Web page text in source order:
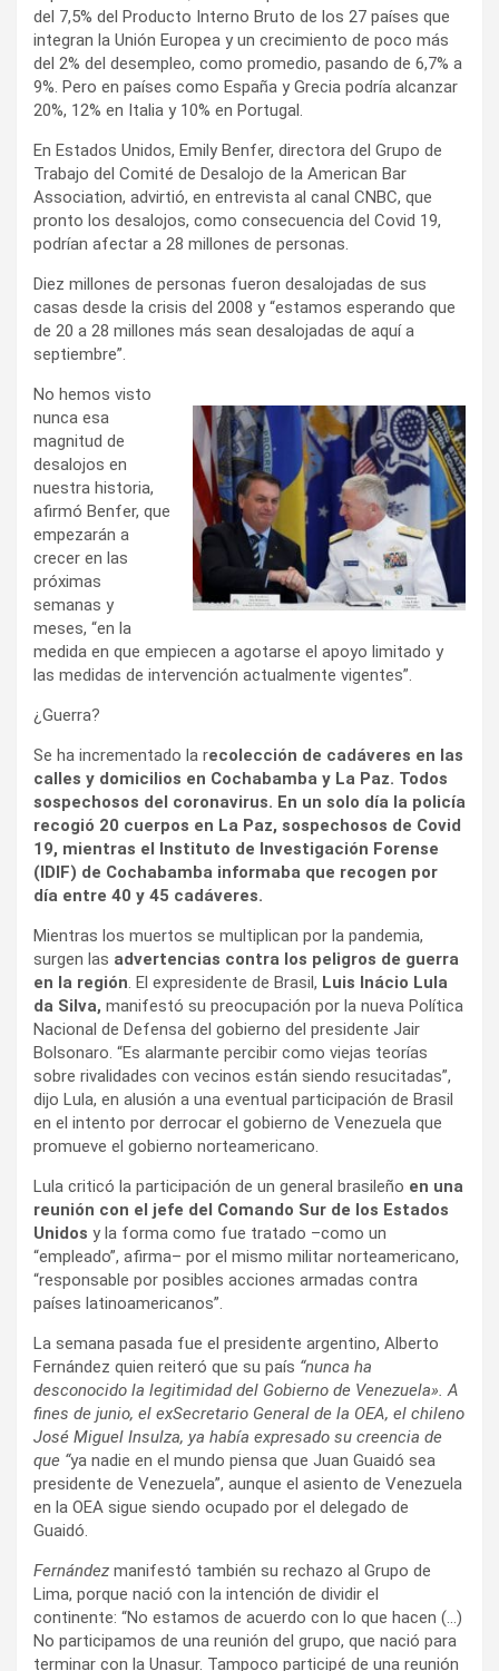
del 7,5% del Producto Interno Bruto de los 27 países que
integran la Unión Europea y un crecimiento de poco más
del 2% del desempleo, como promedio, pasando de 6,7% a
9%. Pero en países como España y Grecia podría alcanzar
20%, 12% en Italia y 10% en Portugal.
En Estados Unidos, Emily Benfer, directora del Grupo de
Trabajo del Comité de Desalojo de la American Bar
Association, advirtió, en entrevista al canal CNBC, que
pronto los desalojos, como consecuencia del Covid 19,
podrían afectar a 28 millones de personas.
Diez millones de personas fueron desalojadas de sus
casas desde la crisis del 2008 y “estamos esperando que
de 20 a 28 millones más sean desalojadas de aquí a
septiembre”.
No hemos visto
nunca esa
magnitud de
desalojos en
nuestra historia,
afirmó Benfer, que
empezarán a
crecer en las
próximas
semanas y
meses, “en la
medida en que empiecen a agotarse el apoyo limitado y
las medidas de intervención actualmente vigentes”.
¿Guerra?
Se ha incrementado la recolección de cadáveres en las
calles y domicilios en Cochabamba y La Paz. Todos
sospechosos del coronavirus. En un solo día la policía
recogió 20 cuerpos en La Paz, sospechosos de Covid
19, mientras el Instituto de Investigación Forense
(IDIF) de Cochabamba informaba que recogen por
día entre 40 y 45 cadáveres.
Mientras los muertos se multiplican por la pandemia,
surgen las advertencias contra los peligros de guerra
en la región. El expresidente de Brasil, Luis Inácio Lula
da Silva, manifestó su preocupación por la nueva Política
Nacional de Defensa del gobierno del presidente Jair
Bolsonaro. “Es alarmante percibir como viejas teorías
sobre rivalidades con vecinos están siendo resucitadas”,
dijo Lula, en alusión a una eventual participación de Brasil
en el intento por derrocar el gobierno de Venezuela que
promueve el gobierno norteamericano.
Lula criticó la participación de un general brasileño en una
reunión con el jefe del Comando Sur de los Estados
Unidos y la forma como fue tratado –como un
“empleado”, afirma– por el mismo militar norteamericano,
“responsable por posibles acciones armadas contra
países latinoamericanos”.
La semana pasada fue el presidente argentino, Alberto
Fernández quien reiteró que su país “nunca ha
desconocido la legitimidad del Gobierno de Venezuela». A
fines de junio, el exSecretario General de la OEA, el chileno
José Miguel Insulza, ya había expresado su creencia de
que “ya nadie en el mundo piensa que Juan Guaidó sea
presidente de Venezuela”, aunque el asiento de Venezuela
en la OEA sigue siendo ocupado por el delegado de
Guaidó.
Fernández manifestó también su rechazo al Grupo de
Lima, porque nació con la intención de dividir el
continente: “No estamos de acuerdo con lo que hacen (…)
No participamos de una reunión del grupo, que nació para
terminar con la Unasur. Tampoco participé de una reunión